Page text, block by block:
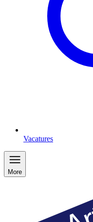
Vacatures
More